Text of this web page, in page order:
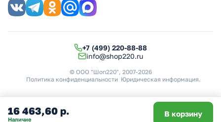
16 463,60 р.
Наличие
В корзину
+7 (499) 220-88-88
info@shop220.ru
© ООО "Шоп220", 2007-2026
Политика конфиденциальности Юридическая информация.